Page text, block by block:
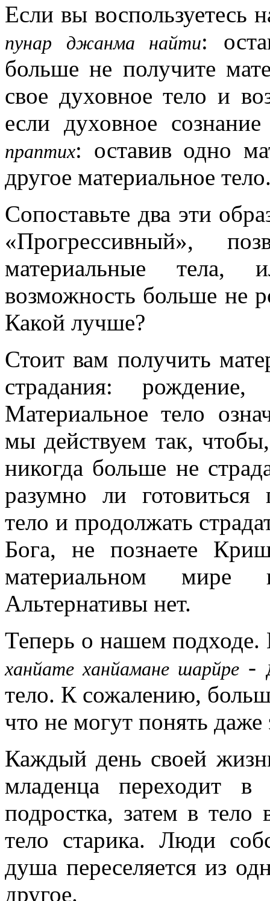
Если вы
пунар джанма найти:
больше не получите
свое духовное тело и
если духовное
праптих: оставив одно
другое материальное
Сопоставьте два эти
«Прогрессивный»,
материальные тела,
возможность больше не
Какой лучше?
Стоит вам получить
страдания: рождение,
Материальное тело
мы действуем так,
никогда больше не
разумно ли готовиться
тело и продолжать
Бога, не познаете
материальном
Альтернативы нет.
Теперь о нашем
ханйате ханйамане шарйре-
тело. К сожалению,
что не могут понять
Каждый день своей
младенца переходит
подростка, затем в тело
тело старика. Люди
душа переселяется из
другое.